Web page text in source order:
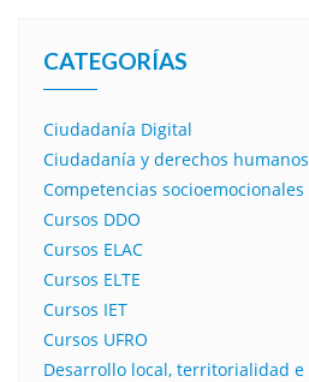
CATEGORÍAS
Ciudadanía Digital
Ciudadanía y derechos humanos
Competencias
Cursos DDO
Cursos ELAC
Cursos ELTE
Cursos IET
Cursos UFRO
Desarrollo local, territorialidad